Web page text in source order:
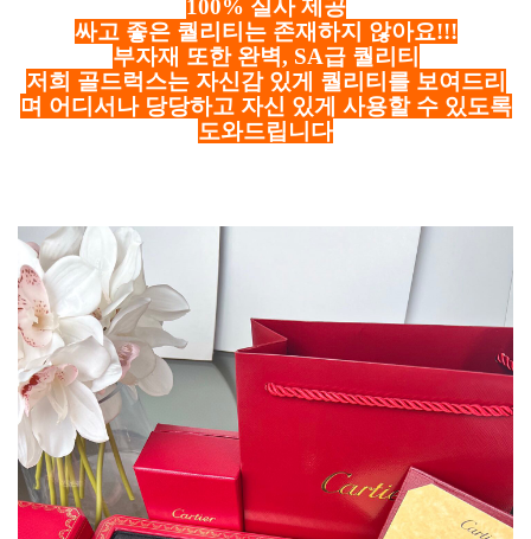
100% 실사 제공
싸고 좋은 퀄리티는 존재하지 않아요!!!
부자재 또한 완벽, SA급 퀄리티
저희 골드럭스는 자신감 있게 퀄리티를 보여드리
며 어디서나 당당하고 자신 있게 사용할 수 있도록
도와드립니다